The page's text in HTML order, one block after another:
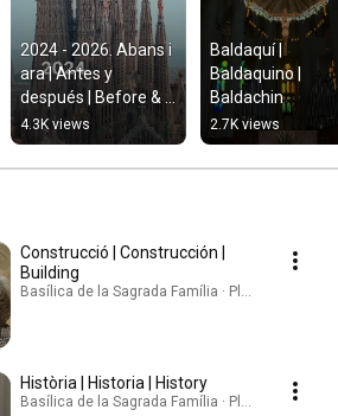
2024 - 2026. Abans i
ara | Antes y
después | Before &
after
4.3K views
Baldaquí |
Baldaquino |
Baldachin
2.7K views
Construcció | Construcción |
Building
Basílica de la Sagrada Família · Playlist
Història | Historia | History
Basílica de la Sagrada Família · Playlist